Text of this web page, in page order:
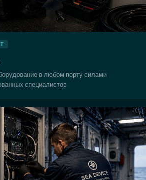
в любом порту силами
специалистов